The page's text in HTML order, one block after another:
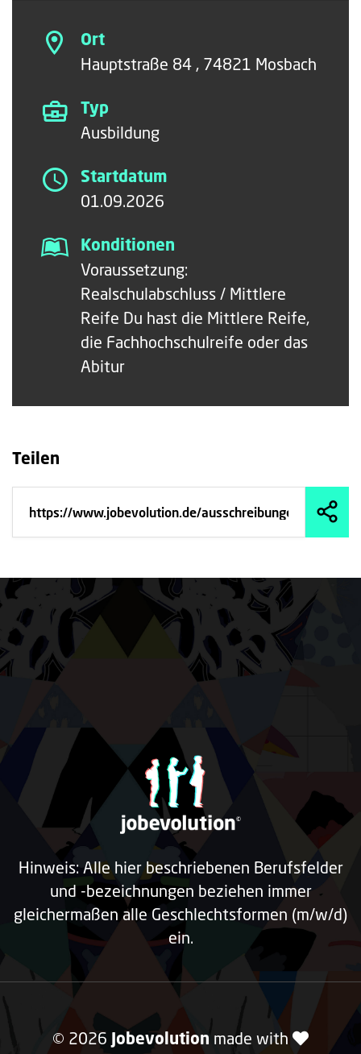
Ort
Hauptstraße 84 , 74821 Mosbach
Typ
Ausbildung
Startdatum
01.09.2026
Konditionen
Voraussetzung:
Realschulabschluss / Mittlere
Reife Du hast die Mittlere Reife,
die Fachhochschulreife oder das
Abitur
Teilen
Hinweis: Alle hier beschriebenen Berufsfelder
und -bezeichnungen beziehen immer
gleichermaßen alle Geschlechtsformen (m/w/d)
ein.
© 2026 Jobevolution made with